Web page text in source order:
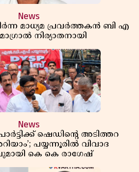
News
മാധ്യമ പ്രവർത്തകൻ ബി എ
നിര്യാതനായി
News
ഷെഡിൻ്റെ അടിത്തറ
പയ്യന്നൂരിൽ വിവാദ
കെ കെ രാഗേഷ്